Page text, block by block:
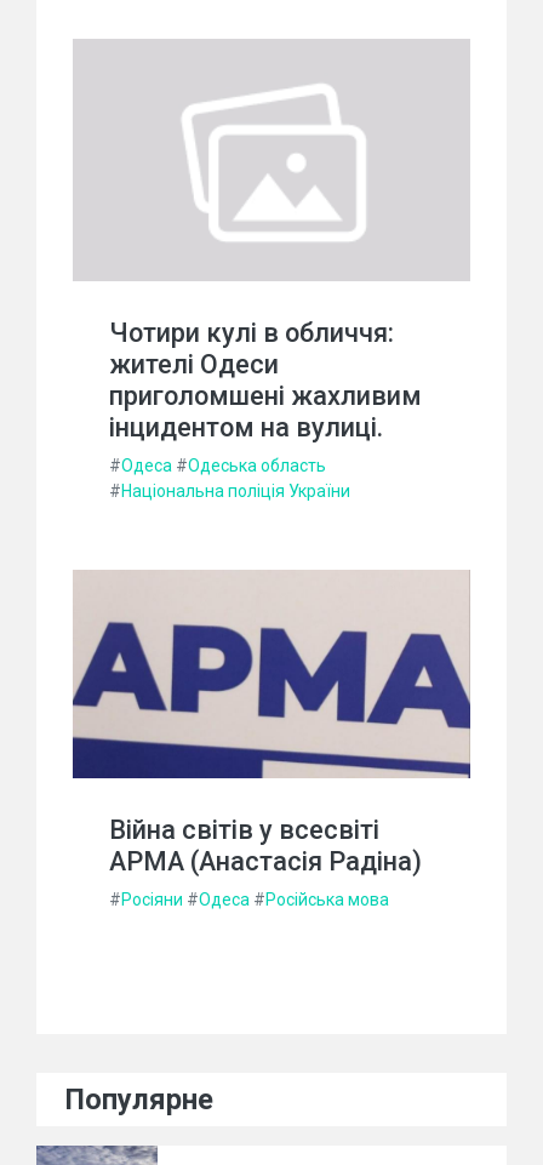
Чотири кулі в обличчя:
жителі Одеси
приголомшені жахливим
інцидентом на вулиці.
#Одеса #Одеська область
#Національна поліція України
Війна світів у всесвіті
АРМА (Анастасія Радіна)
#Росіяни #Одеса #Російська мова
Популярне